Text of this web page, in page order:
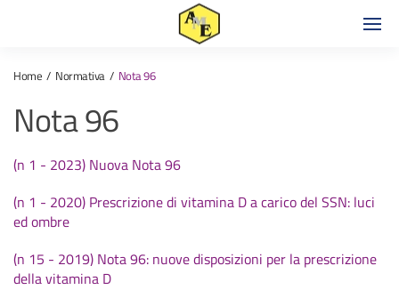
Home Normativa Nota 96
Nota 96
(n 1 - 2023) Nuova Nota 96
(n 1 - 2020) Prescrizione di vitamina D a carico del SSN: luci
ed ombre
(n 15 - 2019) Nota 96: nuove disposizioni per la prescrizione
della vitamina D